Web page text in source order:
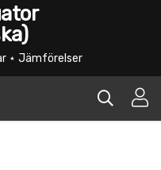
⋆ Jämförelser